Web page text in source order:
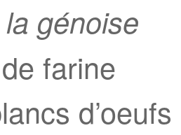
génoise
farine
d’oeufs